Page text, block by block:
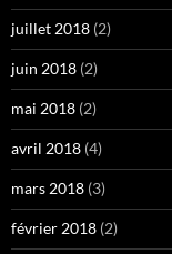
juillet 2018 (2)
juin 2018 (2)
mai 2018 (2)
avril 2018 (4)
mars 2018 (3)
février 2018 (2)